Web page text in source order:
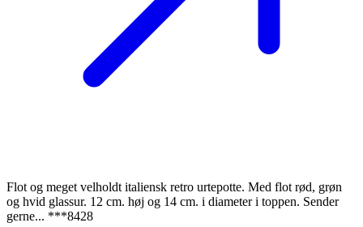
Flot og meget velholdt italiensk retro urtepotte. Med flot rød, grøn
og hvid glassur. 12 cm. høj og 14 cm. i diameter i toppen. Sender
gerne... ***8428